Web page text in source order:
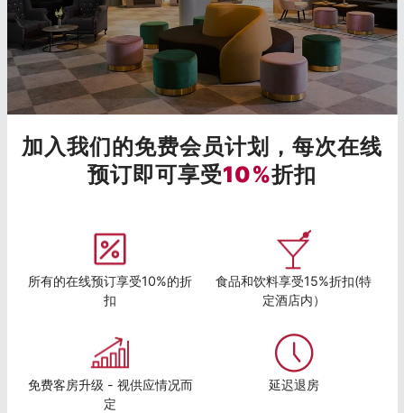
加入我们的免费会员计划，每次在线
预订即可享受10%折扣
所有的在线预订享受10%的折
扣
食品和饮料享受15%折扣(特
定酒店内）
免费客房升级 - 视供应情况而
定
延迟退房